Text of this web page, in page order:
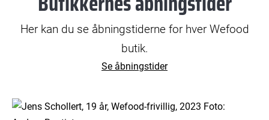
Her kan du se åbningstiderne for hver Wefood
butik.
Se åbningstider